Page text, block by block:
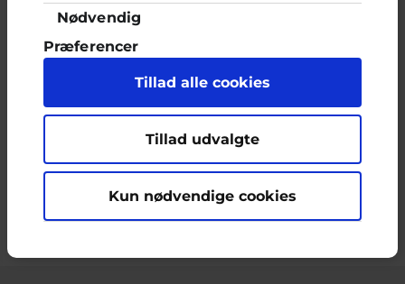
de har indsamlet fra din brug af deres
tjenester. Du samtykker til vores cookies,
hvis du fortsætter med at anvende vores
hjemmeside.
Samtykkevalg
Nødvendig
Præferencer
Marketing
Tillad alle cookies
Tillad udvalgte
Kun nødvendige cookies
ikke nødvendigvis den Europæiske Unions holdninger.